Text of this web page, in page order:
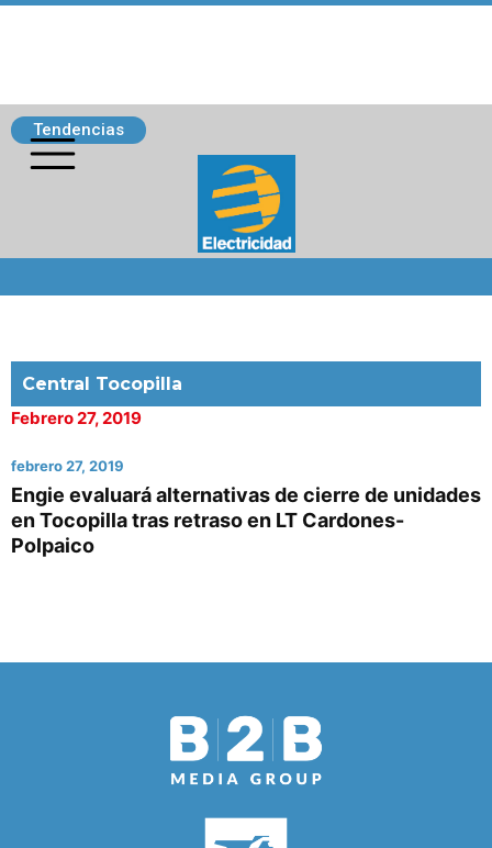
Tendencias
Central Tocopilla
Febrero 27, 2019
febrero 27, 2019
Engie evaluará alternativas de cierre de unidades
en Tocopilla tras retraso en LT Cardones-
Polpaico